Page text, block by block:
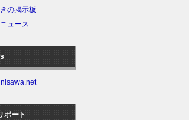
の掲示板
ュース
ポート